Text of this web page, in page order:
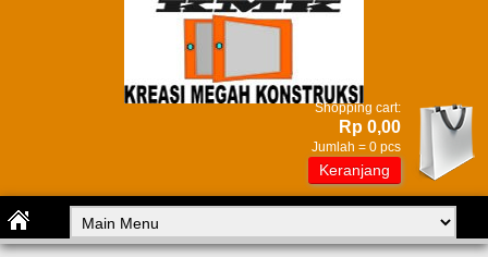
Shopping cart:
Rp 0,00
Jumlah = 0 pcs
Keranjang